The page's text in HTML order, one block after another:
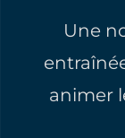
Une
animer